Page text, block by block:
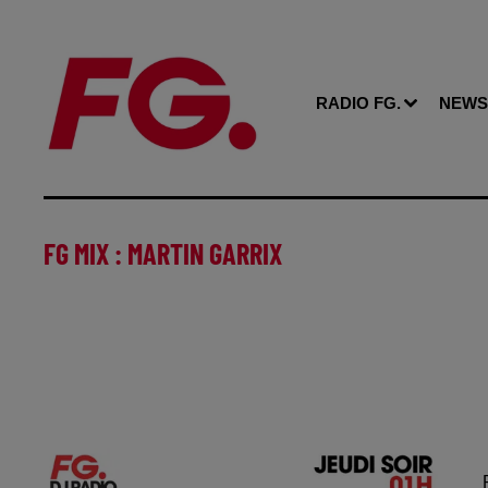
RADIO FG. NEWS
FG MIX : MARTIN GARRIX